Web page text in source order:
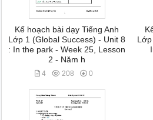
Kế hoạch bài dạy Tiếng Anh
Lớp 1 (Global Success) - Unit 8
: In the park - Week 25, Lesson
2 - Năm h
4 208 0